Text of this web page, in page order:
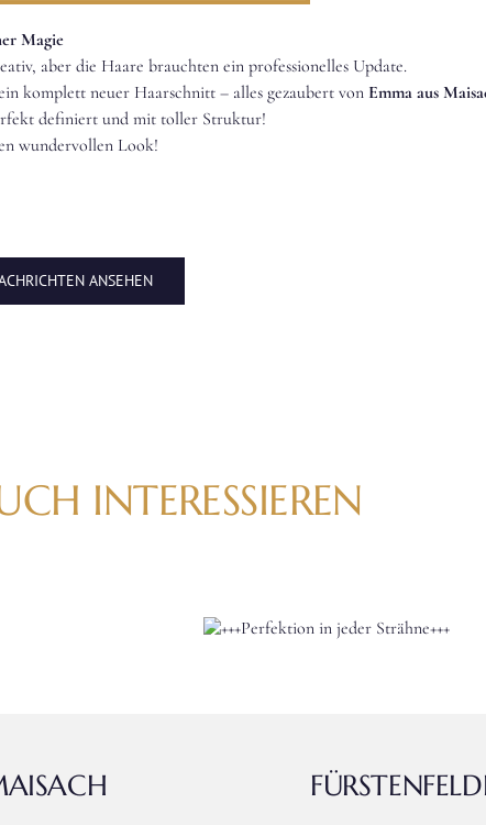
Magie
aber die Haare brauchten ein professionelles Update.
komplett neuer Haarschnitt – alles gezaubert von Emma aus
definiert und mit toller Struktur!
wundervollen Look!
ANSEHEN
INTERESSIEREN